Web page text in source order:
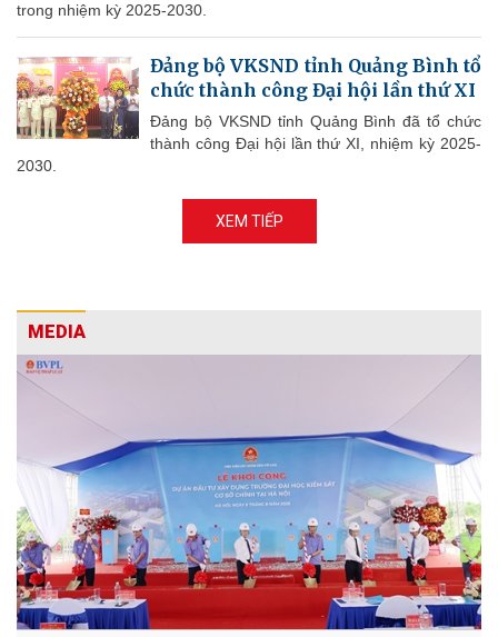
trong nhiệm kỳ 2025-2030.
Đảng bộ VKSND tỉnh Quảng Bình tổ
chức thành công Đại hội lần thứ XI
Đảng bộ VKSND tỉnh Quảng Bình đã tổ chức
thành công Đại hội lần thứ XI, nhiệm kỳ 2025-
2030.
XEM TIẾP
MEDIA